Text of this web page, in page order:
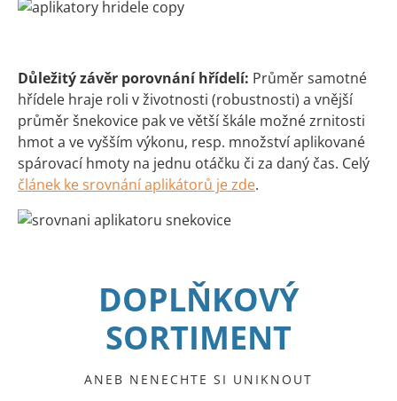
Důležitý závěr porovnání hřídelí: Průměr samotné
hřídele hraje roli v životnosti (robustnosti) a vnější
průměr šnekovice pak ve větší škále možné zrnitosti
hmot a ve vyšším výkonu, resp. množství aplikované
spárovací hmoty na jednu otáčku či za daný čas. Celý
článek ke srovnání aplikátorů je zde.
DOPLŇKOVÝ
SORTIMENT
ANEB NENECHTE SI UNIKNOUT